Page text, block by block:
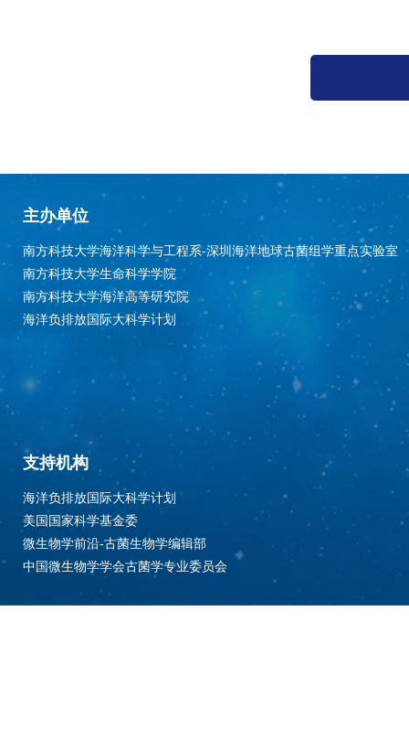
主办单位
南方科技大学海洋科学与工程系-深圳海洋地球古菌组学重点实验室
南方科技大学生命科学学院
南方科技大学海洋高等研究院
海洋负排放国际大科学计划
支持机构
海洋负排放国际大科学计划
美国国家科学基金委
微生物学前沿-古菌生物学编辑部
中国微生物学学会古菌学专业委员会